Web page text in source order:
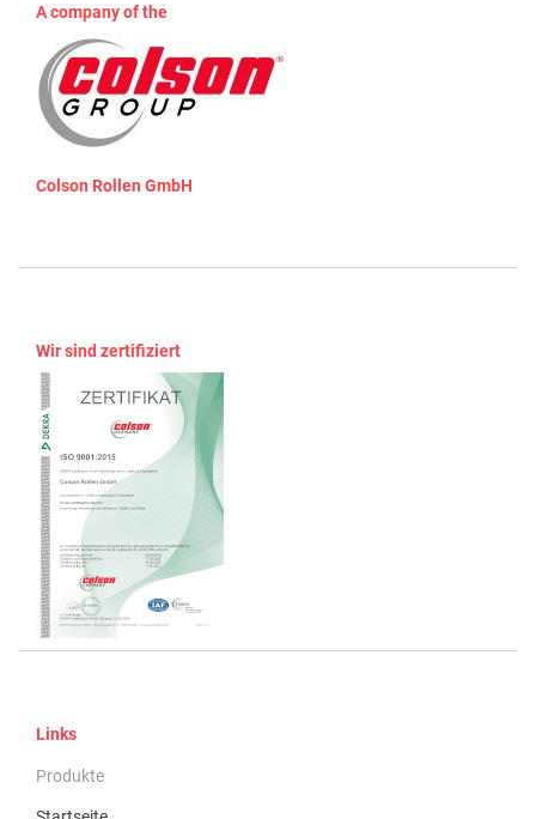
A company of the
Colson Rollen GmbH
Wir sind zertifiziert
Links
Produkte